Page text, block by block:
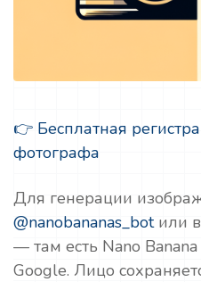
👉 Бесплатная
фотографа
Для генерации
@nanobananas_botили
— там есть Nano
Google. Лицо